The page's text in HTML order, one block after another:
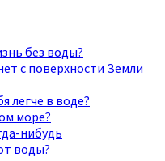
без воды?
с поверхности Земли
легче в воде?
море?
нибудь
воды?